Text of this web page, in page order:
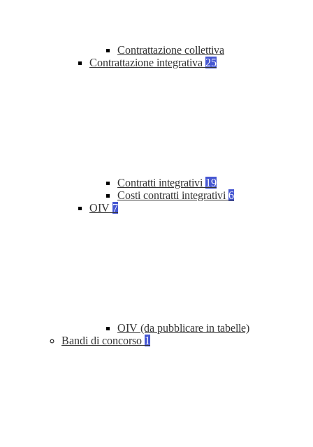
Contrattazione collettiva
Contrattazione integrativa 25
Contratti integrativi 19
Costi contratti integrativi 6
OIV 7
OIV (da pubblicare in tabelle)
Bandi di concorso 1